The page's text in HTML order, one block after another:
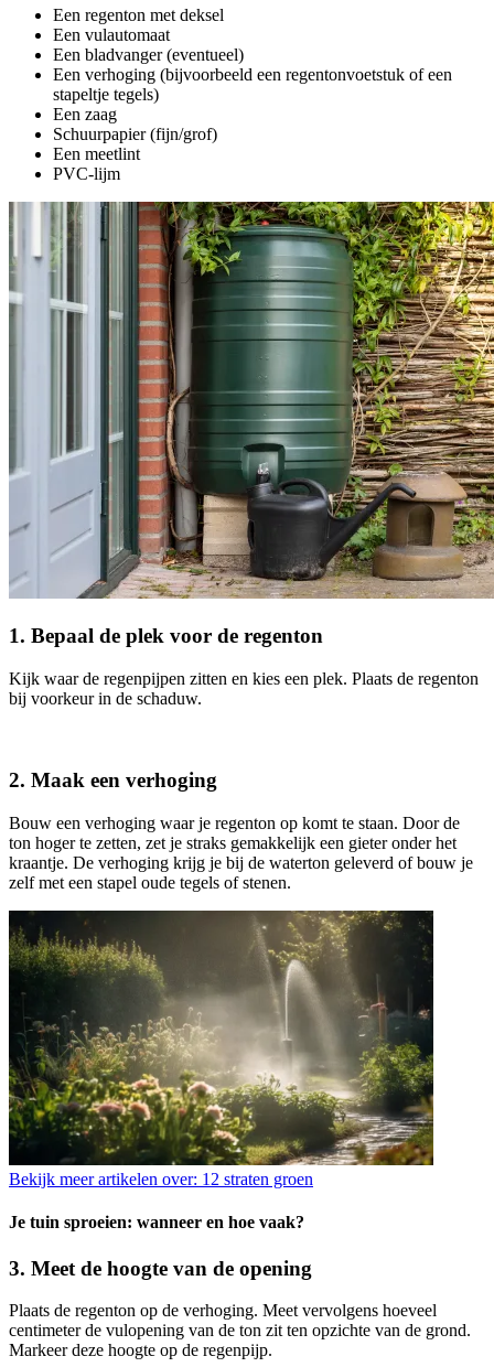
Een regenton met deksel
Een vulautomaat
Een bladvanger (eventueel)
Een verhoging (bijvoorbeeld een regentonvoetstuk of een
stapeltje tegels)
Een zaag
Schuurpapier (fijn/grof)
Een meetlint
PVC-lijm
1. Bepaal de plek voor de regenton
Kijk waar de regenpijpen zitten en kies een plek. Plaats de regenton
bij voorkeur in de schaduw.
2. Maak een verhoging
Bouw een verhoging waar je regenton op komt te staan. Door de
ton hoger te zetten, zet je straks gemakkelijk een gieter onder het
kraantje. De verhoging krijg je bij de waterton geleverd of bouw je
zelf met een stapel oude tegels of stenen.
Bekijk meer artikelen over: 12 straten groen
Je tuin sproeien: wanneer en hoe vaak?
3. Meet de hoogte van de opening
Plaats de regenton op de verhoging. Meet vervolgens hoeveel
centimeter de vulopening van de ton zit ten opzichte van de grond.
Markeer deze hoogte op de regenpijp.